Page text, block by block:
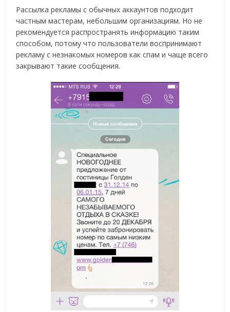
Рассылка рекламы с обычных аккаунтов подходит
частным мастерам, небольшим организациям. Но не
рекомендуется распространять информацию таким
способом, потому что пользователи воспринимают
рекламу с незнакомых номеров как спам и чаще всего
закрывают такие сообщения.